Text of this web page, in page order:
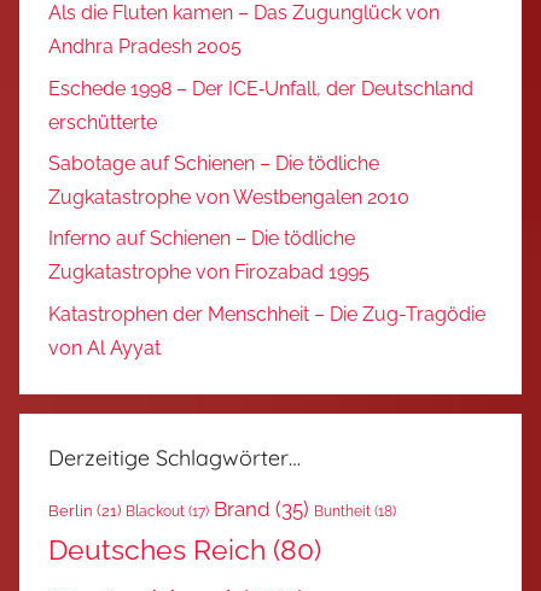
Als die Fluten kamen – Das Zugunglück von
Andhra Pradesh 2005
Eschede 1998 – Der ICE‑Unfall, der Deutschland
erschütterte
Sabotage auf Schienen – Die tödliche
Zugkatastrophe von Westbengalen 2010
Inferno auf Schienen – Die tödliche
Zugkatastrophe von Firozabad 1995
Katastrophen der Menschheit – Die Zug-Tragödie
von Al Ayyat
Derzeitige Schlagwörter…
Berlin (21) Blackout (17) Brand (35) Buntheit (18)
Deutsches Reich (80)